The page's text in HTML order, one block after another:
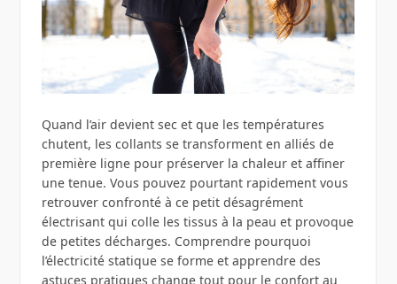
Quand l’air devient sec et que les températures
chutent, les collants se transforment en alliés de
première ligne pour préserver la chaleur et affiner
une tenue. Vous pouvez pourtant rapidement vous
retrouver confronté à ce petit désagrément
électrisant qui colle les tissus à la peau et provoque
de petites décharges. Comprendre pourquoi
l’électricité statique se forme et apprendre des
astuces pratiques change tout pour le confort au